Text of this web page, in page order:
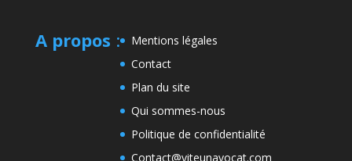
A propos :
Mentions légales
Contact
Plan du site
Qui sommes-nous
Politique de confidentialité
Contact@viteunavocat.com